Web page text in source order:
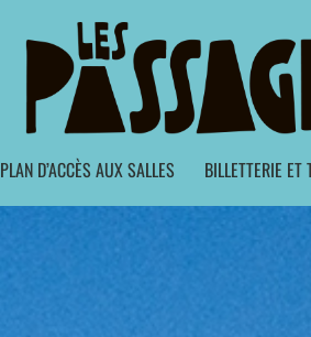
PLAN D’ACCÈS AUX SALLES BILLETTERIE ET